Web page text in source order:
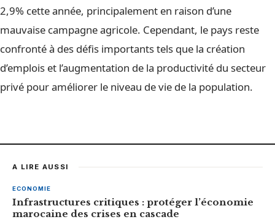
2,9% cette année, principalement en raison d’une
mauvaise campagne agricole. Cependant, le pays reste
confronté à des défis importants tels que la création
d’emplois et l’augmentation de la productivité du secteur
privé pour améliorer le niveau de vie de la population.
A LIRE AUSSI
ECONOMIE
Infrastructures critiques : protéger l’économie
marocaine des crises en cascade